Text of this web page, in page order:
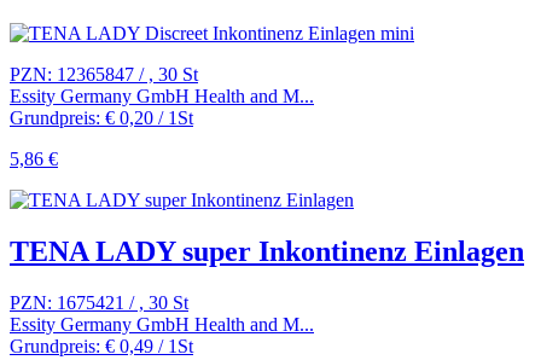
PZN: 12365847 / , 30 St
Essity Germany GmbH Health and M...
Grundpreis: € 0,20 / 1St
5,86 €
TENA LADY super Inkontinenz Einlagen
PZN: 1675421 / , 30 St
Essity Germany GmbH Health and M...
Grundpreis: € 0,49 / 1St